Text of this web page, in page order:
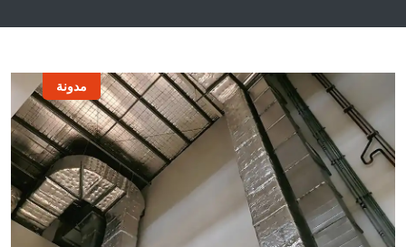
مدونة